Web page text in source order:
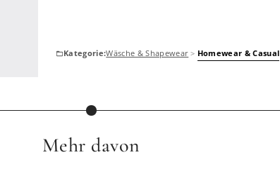
MISS MARY
64,99€
Kategorie:Wäsche & Shapewear > Homewear & Casual
Mehr davon